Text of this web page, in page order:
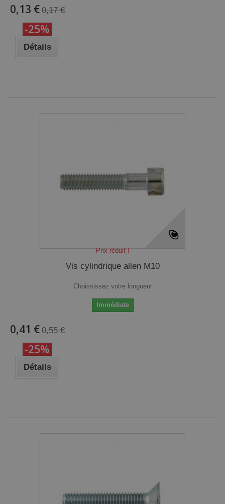
0,13 € 0,17 €
-25%
Détails
Prix réduit !
Vis cylindrique allen M10
Choississez votre longueur
Immédiate
0,41 € 0,55 €
-25%
Détails